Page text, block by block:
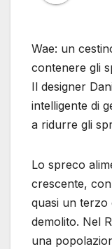
Wae: un
contenere gli
Il designer
intelligente di
a ridurre gli
Lo spreco
crescente,
quasi un terzo
demolito. Nel
una